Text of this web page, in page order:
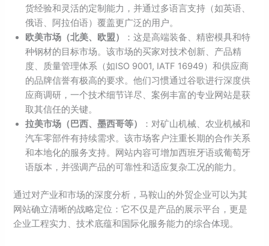
货经验和灵活的定制能力，并通过多语言支持（如英语、
俄语、阿拉伯语）覆盖更广泛的用户。
欧美市场（北美、欧盟）
：这是高端装备、精密模具和特
种钢材的目标市场。该市场的买家对技术创新、产品精
度、质量管理体系（如ISO 9001, IATF 16949）和供应商
的品牌信誉有极高的要求。他们习惯通过谷歌进行深度供
应商调研，一个技术细节详尽、案例丰富的专业网站是获
取其信任的关键。
拉美市场（巴西、墨西哥等）
：对矿山机械、农业机械和
汽车零部件有持续需求。该市场客户注重长期的合作关系
和本地化的服务支持。网站内容可增加西班牙语或葡萄牙
语版本，并强调产品的可靠性和适应复杂工况的能力。
通过对产业和市场的深度分析，马鞍山的外贸企业可以为其
网站确立清晰的战略定位：它不仅是产品的展示平台，更是
企业工程实力、技术底蕴和国际化服务能力的综合体现。